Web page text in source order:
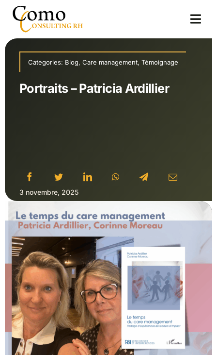
Passer
contenu
Accueil
Categories: Blog, Care management, Témoignage
Portraits – Patricia Ardillier
3 novembre, 2025